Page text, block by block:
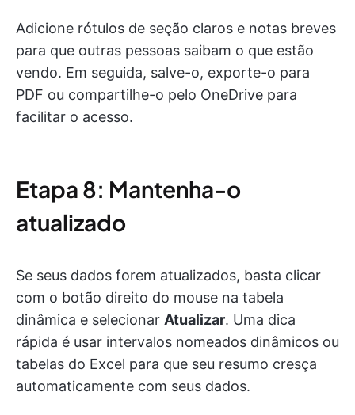
Adicione rótulos de seção claros e notas breves
para que outras pessoas saibam o que estão
vendo. Em seguida, salve-o, exporte-o para
PDF ou compartilhe-o pelo OneDrive para
facilitar o acesso.
Etapa 8: Mantenha-o
atualizado
Se seus dados forem atualizados, basta clicar
com o botão direito do mouse na tabela
dinâmica e selecionar Atualizar. Uma dica
rápida é usar intervalos nomeados dinâmicos ou
tabelas do Excel para que seu resumo cresça
automaticamente com seus dados.